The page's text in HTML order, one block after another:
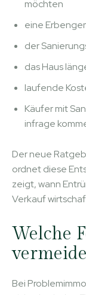
möchten
eine
der
das Haus
laufende
Käufer mit
infrage
Der neue
ordnet diese
zeigt, wann
Verkauf
Welche
Bei